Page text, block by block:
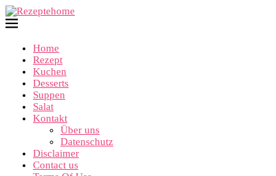
Home
Rezept
Kuchen
Desserts
Suppen
Salat
Kontakt
Über uns
Datenschutz
Disclaimer
Contact us